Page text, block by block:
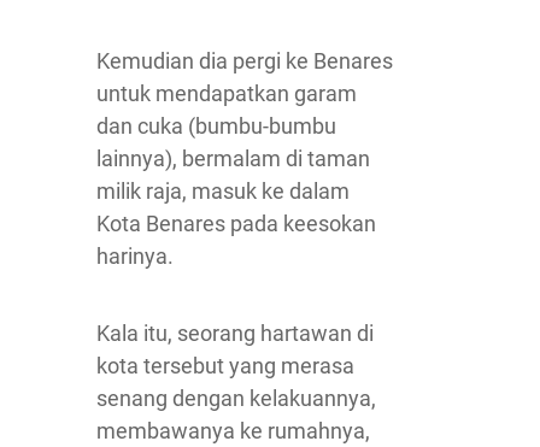
Kemudian dia pergi ke Benares
untuk mendapatkan garam
dan cuka (bumbu-bumbu
lainnya), bermalam di taman
milik raja, masuk ke dalam
Kota Benares pada keesokan
harinya.
Kala itu, seorang hartawan di
kota tersebut yang merasa
senang dengan kelakuannya,
membawanya ke rumahnya,